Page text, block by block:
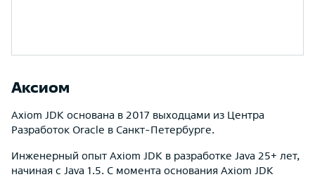
Аксиом
Axiom JDK основана в 2017 выходцами из Центра
Разработок Oracle в Санкт-Петербурге.
Инженерный опыт Axiom JDK в разработке Java 25+ лет,
начиная с Java 1.5. C момента основания Axiom JDK